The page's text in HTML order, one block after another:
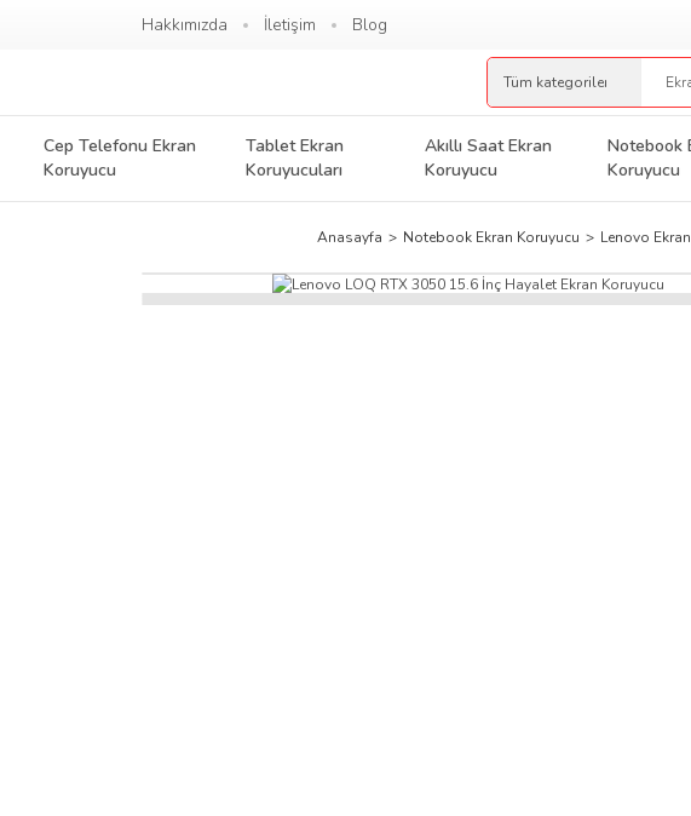
Hakkımızda İletişim Blog
Cep Telefonu Ekran
Koruyucu
Tablet Ekran
Koruyucuları
Akıllı Saat Ekran
Koruyucu
Notebook
Koruyucu
Anasayfa Notebook Ekran Koruyucu Lenovo